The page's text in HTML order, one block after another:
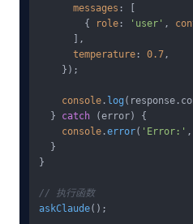
messages : [
        {
role : 'user' ,
      ],
temperature : 0.7,
    });
console . log (response.
  }
catch (error) {
console .error( 'Error:'
  }
}
// 执行函数
askClaude